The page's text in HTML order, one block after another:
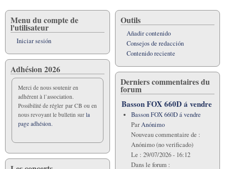
Menu du compte de
l'utilisateur
Iniciar sesión
Adhésion 2026
Merci de nous soutenir en
adhérent à l’association.
Possibilité de régler par CB ou en
nous revoyant le bulletin sur la
page adhésion.
Outils
Añadir contenido
Consejos de redacción
Contenido reciente
Derniers commentaires du
forum
Basson FOX 660D á vendre
Basson FOX 660D á vendre
ParAnónimo
Nouveau commentaire de :
Anónimo (no verificado)
Le : 29/07/2026 - 16:12
Dans le forum :